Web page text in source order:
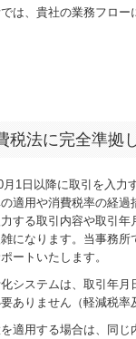
は、貴社の業務フロー
税法に完全準拠
月1日以降に取引を入力
適用や消費税率の経過
する取引内容や取引
になります。当事務所
ートいたします。
システムは、取引年
ありません（軽減税率
適用する場合は、同じ